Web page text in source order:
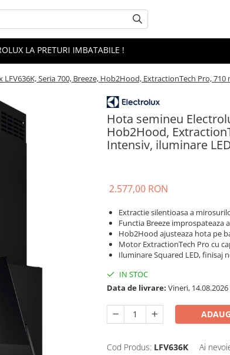
LA PRETURI IMBATABILE !
Seria 700, Breeze, Hob2Hood, ExtractionTech Pro,
Hota semineu
Hob2Hood,
Intensiv, iluminare
2.577,00 RON
Extractie silentioasa a
Functia Breeze improspateaza
Hob2Hood ajusteaza hota pe
Motor ExtractionTech Pro cu
Iluminare Squared LED, finisaj
IN STOC
Data de livrare: Vineri, 14.08.2026
Cod Produs: LFV636K Ai